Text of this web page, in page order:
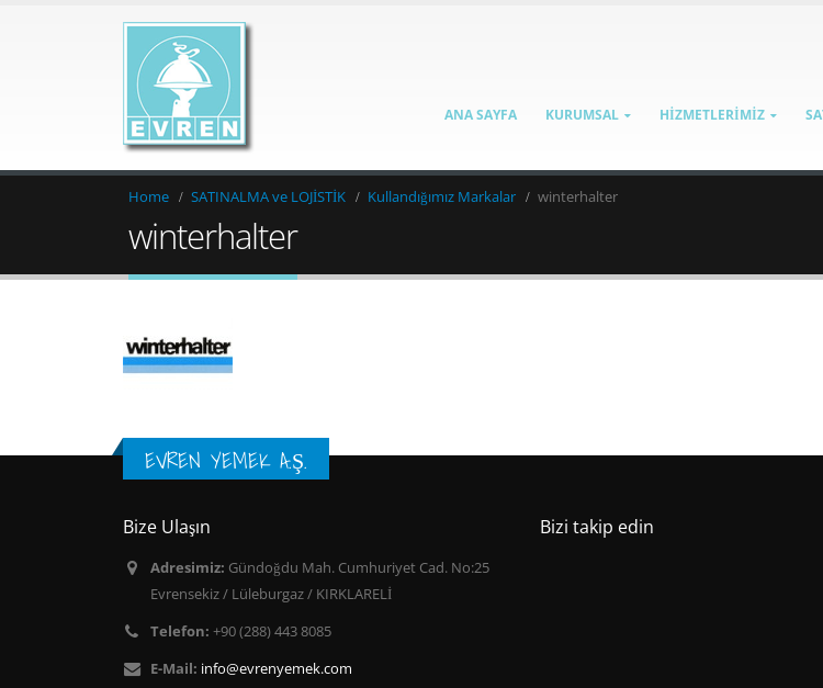
ANA SAYFA KURUMSAL HİZMETLERİMİZ
Home SATINALMA ve LOJİSTİK Kullandığımız Markalar winterhalter
winterhalter
EVREN YEMEK A.Ş.
Bize Ulaşın
Adresimiz: Gündoğdu Mah. Cumhuriyet Cad. No:25
Evrensekiz / Lüleburgaz / KIRKLARELİ
Telefon: +90 (288) 443 8085
E-Mail: info@evrenyemek.com
Bizi takip edin